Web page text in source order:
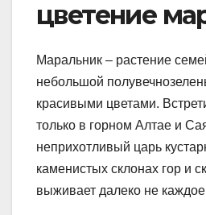
цветение
Маральник – растение
небольшой
красивыми цветами.
только в горном Алтае и
неприхотливый царь
каменистых склонах гор и
выживает далеко не